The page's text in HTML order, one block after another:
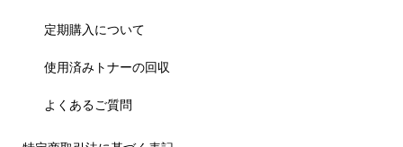
定期購入について
使用済みトナーの回収
よくあるご質問